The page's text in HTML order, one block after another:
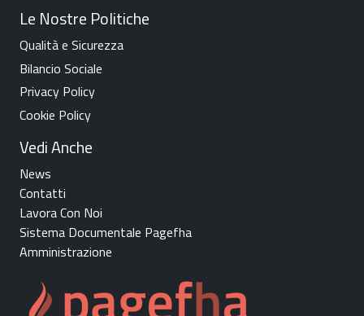
Le Nostre Politiche
Qualità e Sicurezza
Bilancio Sociale
Privacy Policy
Cookie Policy
Vedi Anche
News
Contatti
Lavora Con Noi
Sistema Documentale Pagefha
Amministrazione